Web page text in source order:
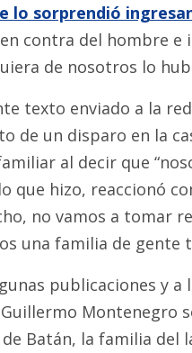
lo sorprendió
contra del hombre e
de nosotros lo
texto enviado a la
de un disparo en la
al decir que
que hizo, reaccionó
no vamos a tomar
una familia de gente
publicaciones y a
Montenegro
de Batán, la familia del